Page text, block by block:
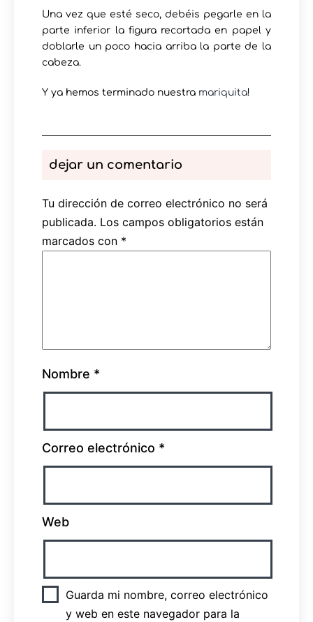
Una vez que esté seco, debéis pegarle en la
parte inferior la figura recortada en papel y
doblarle un poco hacia arriba la parte de la
cabeza.
Y ya hemos terminado nuestra mariquita!
dejar un comentario
Tu dirección de correo electrónico no será
publicada. Los campos obligatorios están
marcados con *
Nombre *
Correo electrónico *
Web
Guarda mi nombre, correo electrónico
y web en este navegador para la